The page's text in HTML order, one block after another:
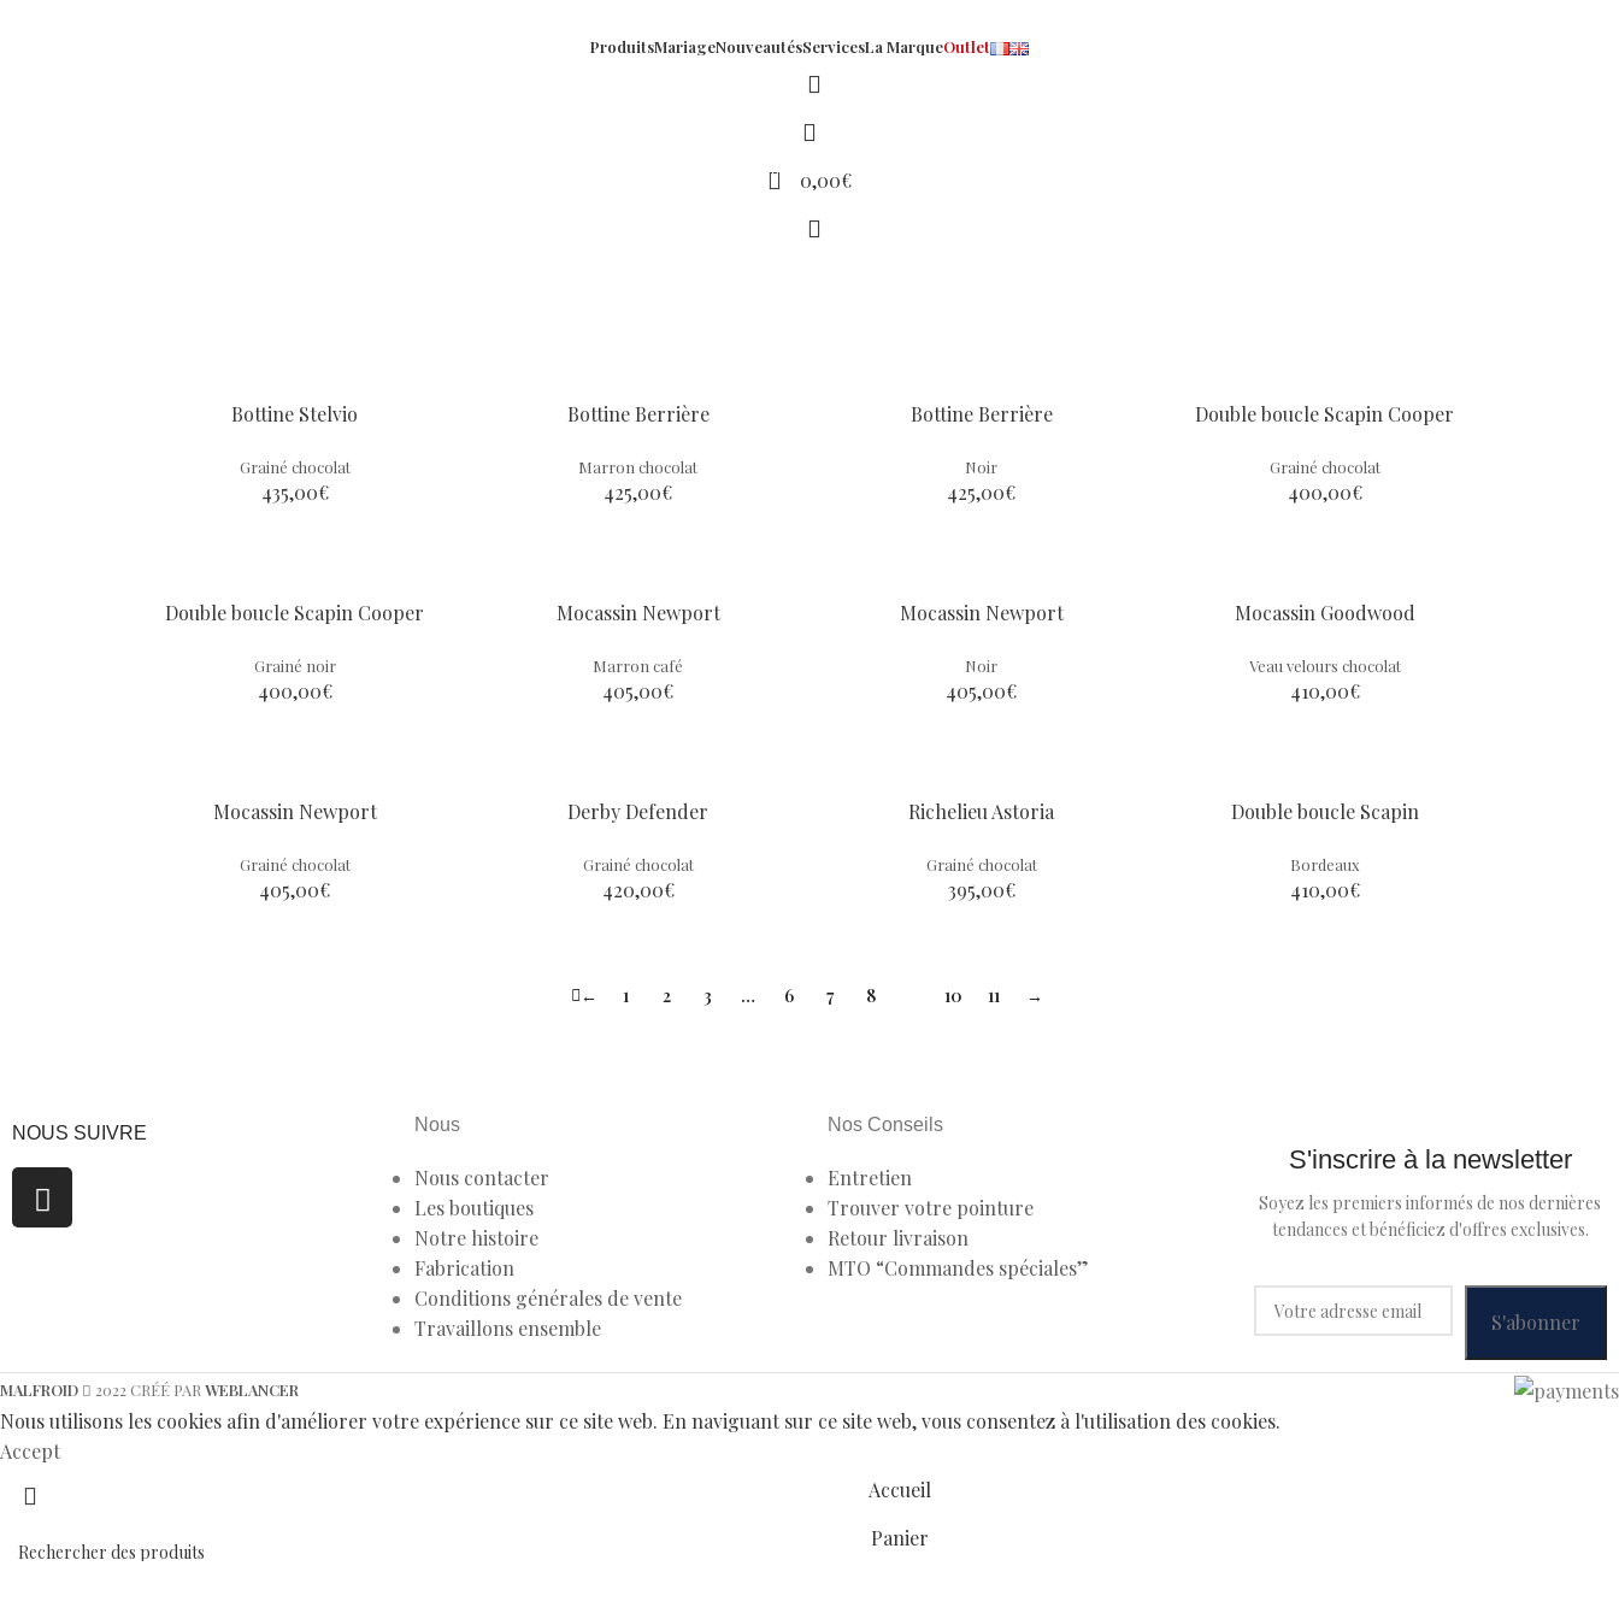
ProduitsMariageNouveautésServicesLa MarqueOutlet
0 0,00€
Bottine Stelvio
Grainé chocolat
435,00€
Bottine Berrière
Marron chocolat
425,00€
Bottine Berrière
Noir
425,00€
Double boucle Scapin Cooper
Grainé chocolat
400,00€
Double boucle Scapin Cooper
Grainé noir
400,00€
Mocassin Newport
Marron café
405,00€
Mocassin Newport
Noir
405,00€
Mocassin Goodwood
Veau velours chocolat
410,00€
Mocassin Newport
Grainé chocolat
405,00€
Derby Defender
Grainé chocolat
420,00€
Richelieu Astoria
Grainé chocolat
395,00€
Double boucle Scapin
Bordeaux
410,00€
← 1 2 3 … 6 7 8 10 11 →
NOUS SUIVRE Nous
Nous contacter
Les boutiques
Notre histoire
Fabrication
Conditions générales de vente
Travaillons ensemble
Nos Conseils
Entretien
Trouver votre pointure
Retour livraison
MTO “Commandes spéciales”
S'inscrire à la newsletter
Soyez les premiers informés de nos dernières
tendances et bénéficiez d'offres exclusives.
MALFROID 2022 CRÉÉ PAR WEBLANCER
Nous utilisons les cookies afin d'améliorer votre expérience sur ce site web. En naviguant sur ce site web, vous consentez à l'utilisation des cookies.
Accept
Accueil
Panier